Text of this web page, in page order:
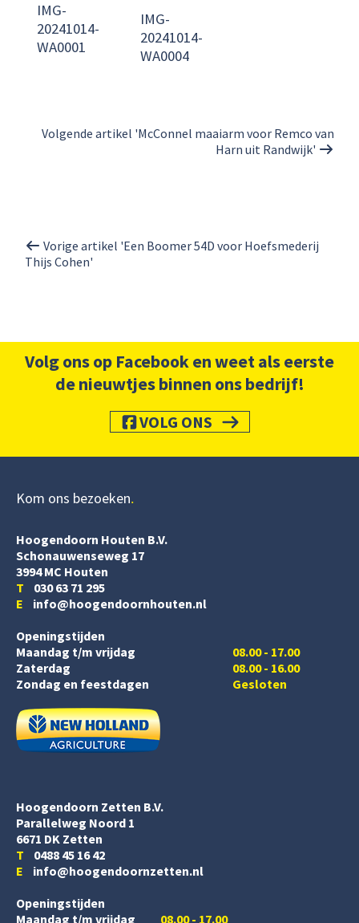
IMG-
20241014-
WA0001
IMG-
20241014-
WA0004
Volgende artikel 'McConnel maaiarm voor Remco van
Harn uit Randwijk'
Vorige artikel 'Een Boomer 54D voor Hoefsmederij
Thijs Cohen'
Volg ons op Facebook en weet als eerste
de nieuwtjes binnen ons bedrijf!
VOLG ONS
Kom ons bezoeken
Hoogendoorn Houten B.V.
Schonauwenseweg 17
3994 MC Houten
T 030 63 71 295
E info@hoogendoornhouten.nl
Openingstijden
Maandag t/m vrijdag
Zaterdag
08.00 - 17.00
08.00 - 16.00
Zondag en feestdagen
Gesloten
Hoogendoorn Zetten B.V.
Parallelweg Noord 1
6671 DK Zetten
T 0488 45 16 42
E info@hoogendoornzetten.nl
Openingstijden
Maandag t/m vrijdag
08.00 - 17.00